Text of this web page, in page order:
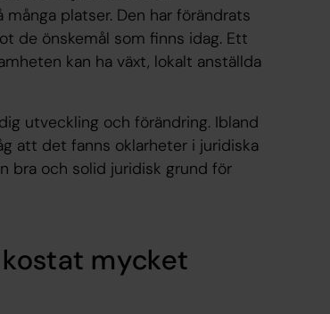
platser. Den har förändrats
de önskemål som finns idag. Ett
kan ha växt, lokalt anställda
utveckling och förändring. Ibland
att det fanns oklarheter i juridiska
bra och solid juridisk grund för
mycket